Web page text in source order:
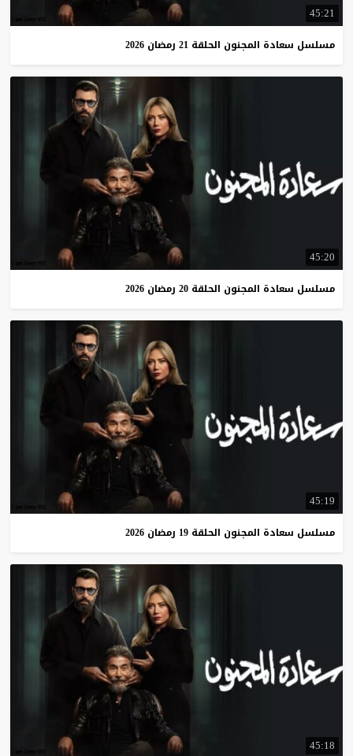
45:21
مسلسل سعادة المجنون الحلقة 21 رمضان 2026
45:20
مسلسل سعادة المجنون الحلقة 20 رمضان 2026
45:19
مسلسل سعادة المجنون الحلقة 19 رمضان 2026
45:18